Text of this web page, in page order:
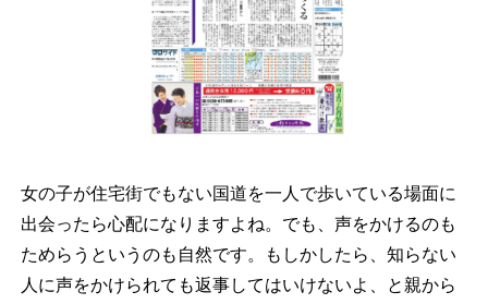
女の子が住宅街でもない国道を一人で歩いている場面に
出会ったら心配になりますよね。でも、声をかけるのも
ためらうというのも自然です。もしかしたら、知らない
人に声をかけられても返事してはいけないよ、と親から